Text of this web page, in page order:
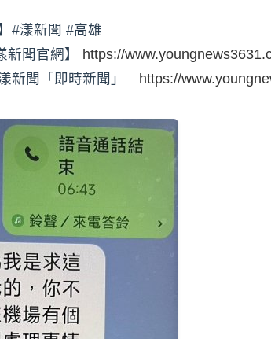
#漾新聞 #高雄
新聞官網】 https://
新聞「即時新聞」 https://